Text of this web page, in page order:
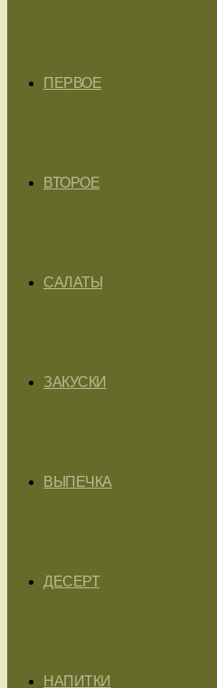
ПЕРВОЕ
ВТОРОЕ
САЛАТЫ
ЗАКУСКИ
ВЫПЕЧКА
ДЕСЕРТ
НАПИТКИ